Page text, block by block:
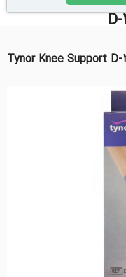
Tynor Knee Support